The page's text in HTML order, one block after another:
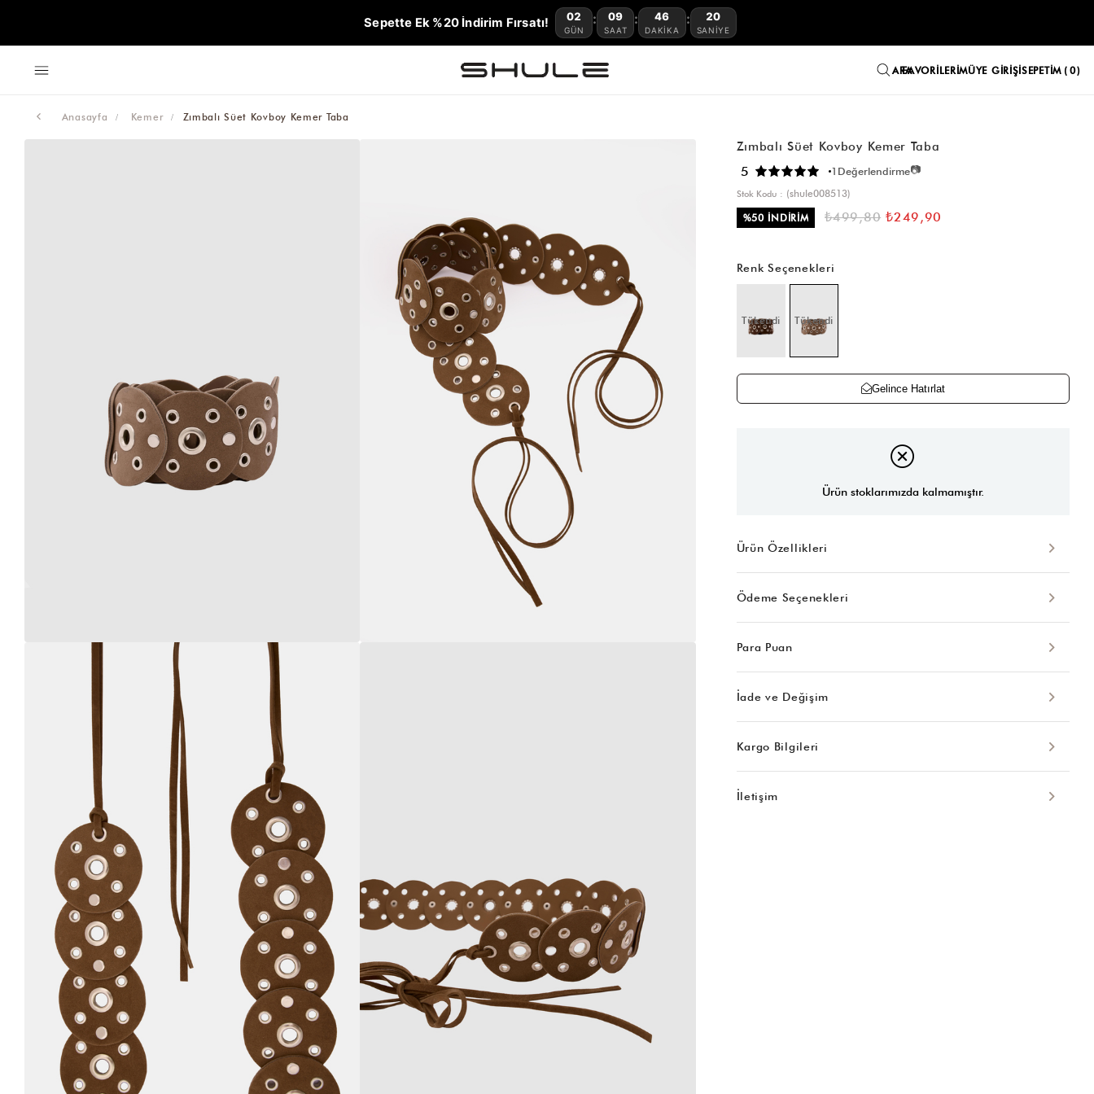
Sepette Ek %20 İndirim Fırsatı! 02
GÜN
: 09
SAAT
: 46
DAKIKA
: 19
SANIYE
FAVORILERIMÜYE GIRIŞISEPETIM 0
Anasayfa Kemer Zımbalı Süet Kovboy Kemer Taba
Zımbalı Süet Kovboy Kemer Taba
5 1 Değerlendirme📷
Stok Kodu
(shule008513)
%50İNDIRIM ₺499,80 ₺249,90
Renk Seçenekleri
Tükendi Tükendi
Gelince Hatırlat
Ürün stoklarımızda kalmamıştır.
Ürün Özellikleri
Ödeme Seçenekleri
Para Puan
İade ve Değişim
Kargo Bilgileri
İletişim